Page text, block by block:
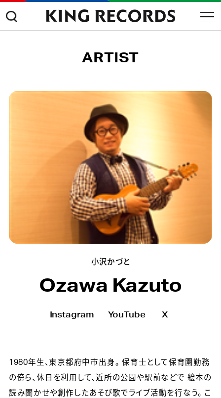
ARTIST
小沢かづと
Ozawa Kazuto
Instagram YouTube X
1980年生、東京都府中市出身。 保育士として保育園勤務
の傍ら、休日を利用して、近所の公園や駅前などで 絵本の
読み聞かせや創作したあそび歌でライブ活動を行なう。 こ